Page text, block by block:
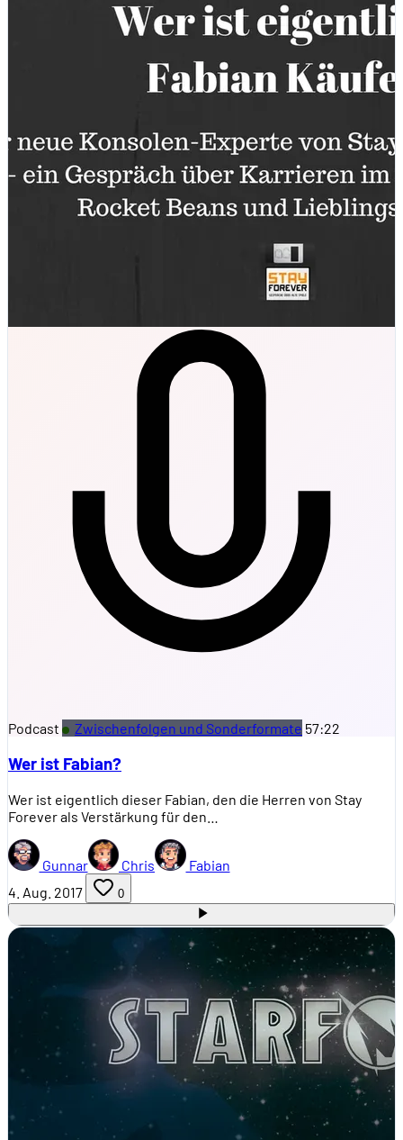
Podcast Zwischenfolgen und Sonderformate 57:22
Wer ist Fabian?
Wer ist eigentlich dieser Fabian, den die Herren von Stay
Forever als Verstärkung für den…
Gunnar Chris
Fabian
4. Aug. 2017
0